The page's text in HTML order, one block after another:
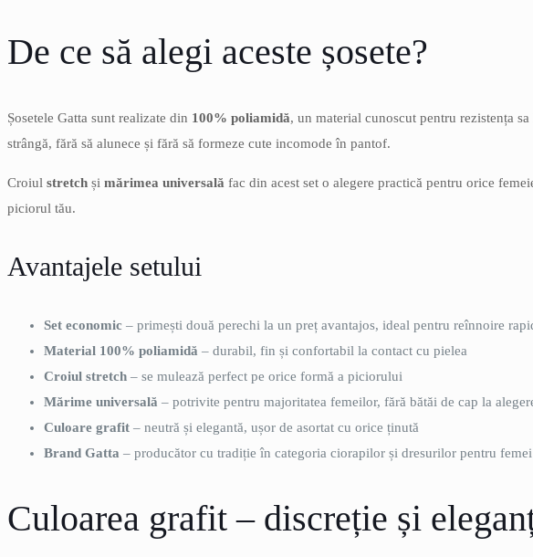
De ce să alegi aceste șosete?
Șosetele Gatta sunt realizate din 100% poliamidă, un material cunoscut pentru rezistența
strângă, fără să alunece și fără să formeze cute incomode în pantof.
Croiul stretch și mărimea universală fac din acest set o alegere practică pentru orice
piciorul tău.
Avantajele setului
Set economic – primești două perechi la un preț avantajos, ideal pentru reînnoire
Material 100% poliamidă – durabil, fin și confortabil la contact cu pielea
Croiul stretch – se mulează perfect pe orice formă a piciorului
Mărime universală – potrivite pentru majoritatea femeilor, fără bătăi de cap la
Culoare grafit – neutră și elegantă, ușor de asortat cu orice ținută
Brand Gatta – producător cu tradiție în categoria ciorapilor și dresurilor pentru femei
Culoarea grafit – discreție și